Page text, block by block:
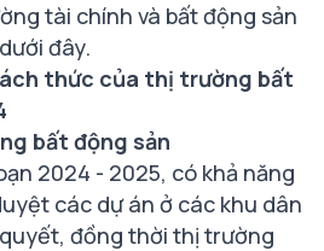
tài chính và bất động sản
đây.
thức của thị trường bất
bất động sản
2024 - 2025, có khả năng
các dự án ở các khu dân
đồng thời thị trường